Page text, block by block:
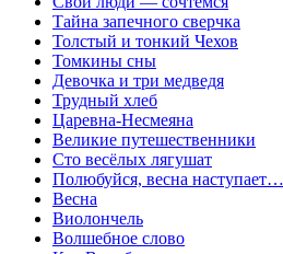
Тайна запечного сверчка
Толстый и тонкий Чехов
Томкины сны
Девочка и три медведя
Трудный хлеб
Царевна-Несмеяна
Великие путешественники
Сто весёлых лягушат
Полюбуйся, весна наступает…
Весна
Виолончель
Волшебное слово